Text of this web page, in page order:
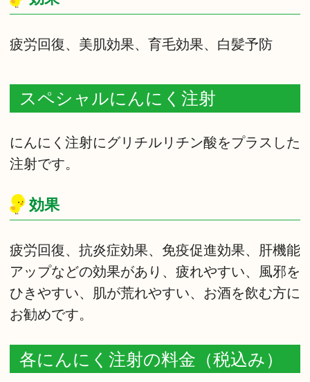
疲労回復、美肌効果、育毛効果、白髪予防
スペシャルにんにく注射
にんにく注射にグリチルリチン酸をプラスした
注射です。
効果
疲労回復、抗炎症効果、免疫促進効果、肝機能
アップなどの効果があり、疲れやすい、風邪を
ひきやすい、肌が荒れやすい、お酒を飲む方に
お勧めです。
各にんにく注射の料金（税込み）